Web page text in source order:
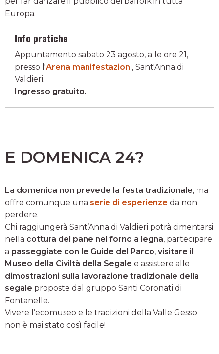
Europa.
Info pratiche
Appuntamento sabato 23 agosto, alle ore 21,
presso l'Arena manifestazioni, Sant'Anna di
Valdieri.
Ingresso gratuito.
E DOMENICA 24?
La domenica non prevede la festa tradizionale, ma
offre comunque una serie di esperienze da non
perdere.
Chi raggiungerà Sant’Anna di Valdieri potrà cimentarsi
nella cottura del pane nel forno a legna, partecipare
a passeggiate con le Guide del Parco, visitare il
Museo della Civiltà della Segale e assistere alle
dimostrazioni sulla lavorazione tradizionale della
segale proposte dal gruppo Santi Coronati di
Fontanelle.
Vivere l’ecomuseo e le tradizioni della Valle Gesso
non è mai stato così facile!